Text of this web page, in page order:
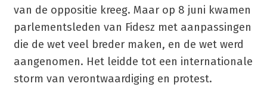
van de oppositie kreeg. Maar op 8 juni kwamen
parlementsleden van Fidesz met aanpassingen
die de wet veel breder maken, en de wet werd
aangenomen. Het leidde tot een internationale
storm van verontwaardiging en protest.